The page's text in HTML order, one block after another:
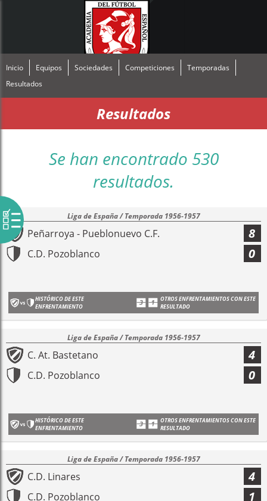
Inicio Equipos Sociedades Competiciones
Temporadas
Resultados
Resultados
Se han encontrado 530
resultados.
Liga de España / Temporada 1956-1957
Peñarroya - Pueblonuevo C.F. 8
C.D. Pozoblanco 0
HISTÓRICO DE ESTE
ENFRENTAMIENTO
OTROS ENFRENTAMIENTOS CON ESTE
RESULTADO
Liga de España / Temporada 1956-1957
C. At. Bastetano 4
C.D. Pozoblanco 0
HISTÓRICO DE ESTE
ENFRENTAMIENTO
OTROS ENFRENTAMIENTOS CON ESTE
RESULTADO
Liga de España / Temporada 1956-1957
C.D. Linares 4
C.D. Pozoblanco 1